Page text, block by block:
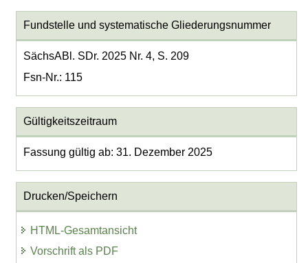
Fundstelle und systematische Gliederungsnummer
SächsABl. SDr. 2025 Nr. 4, S. 209
Fsn-Nr.: 115
Gültigkeitszeitraum
Fassung gültig ab: 31. Dezember 2025
Drucken/Speichern
HTML-Gesamtansicht
Vorschrift als PDF